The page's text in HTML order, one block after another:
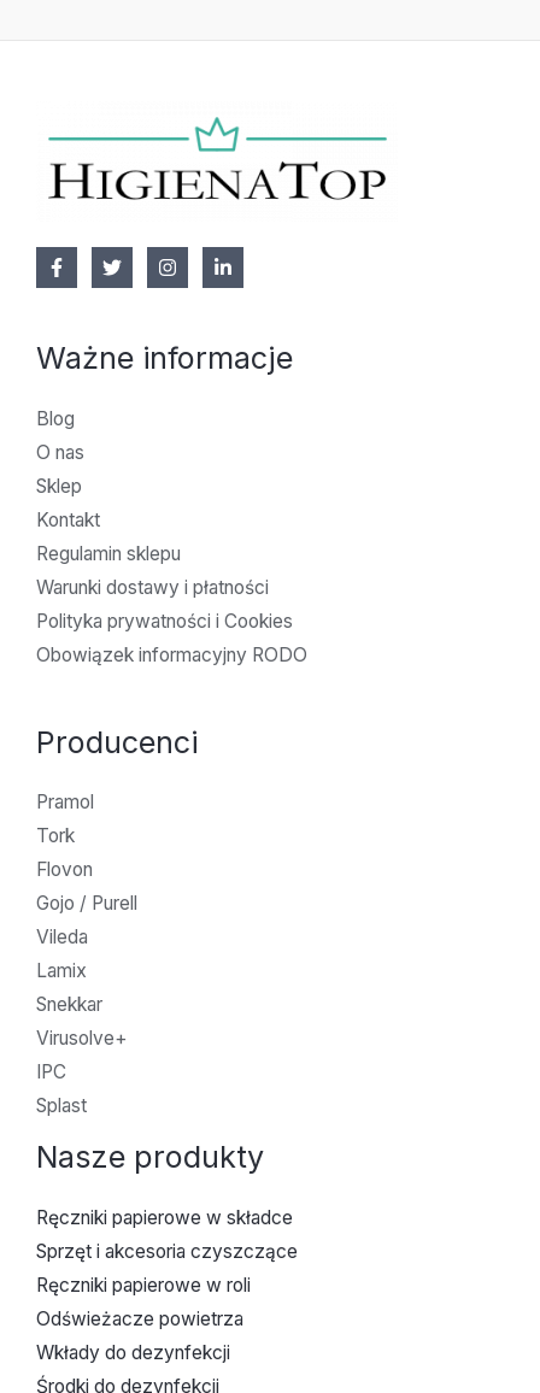
Ważne informacje
Blog
O nas
Sklep
Kontakt
Regulamin sklepu
Warunki dostawy i płatności
Polityka prywatności i Cookies
Obowiązek informacyjny RODO
Producenci
Pramol
Tork
Flovon
Gojo / Purell
Vileda
Lamix
Snekkar
Virusolve+
IPC
Splast
Nasze produkty
Ręczniki papierowe w składce
Sprzęt i akcesoria czyszczące
Ręczniki papierowe w roli
Odświeżacze powietrza
Wkłady do dezynfekcji
Środki do dezynfekcji